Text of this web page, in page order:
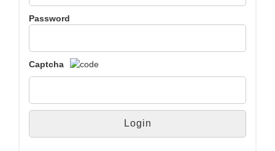
Password
Captcha